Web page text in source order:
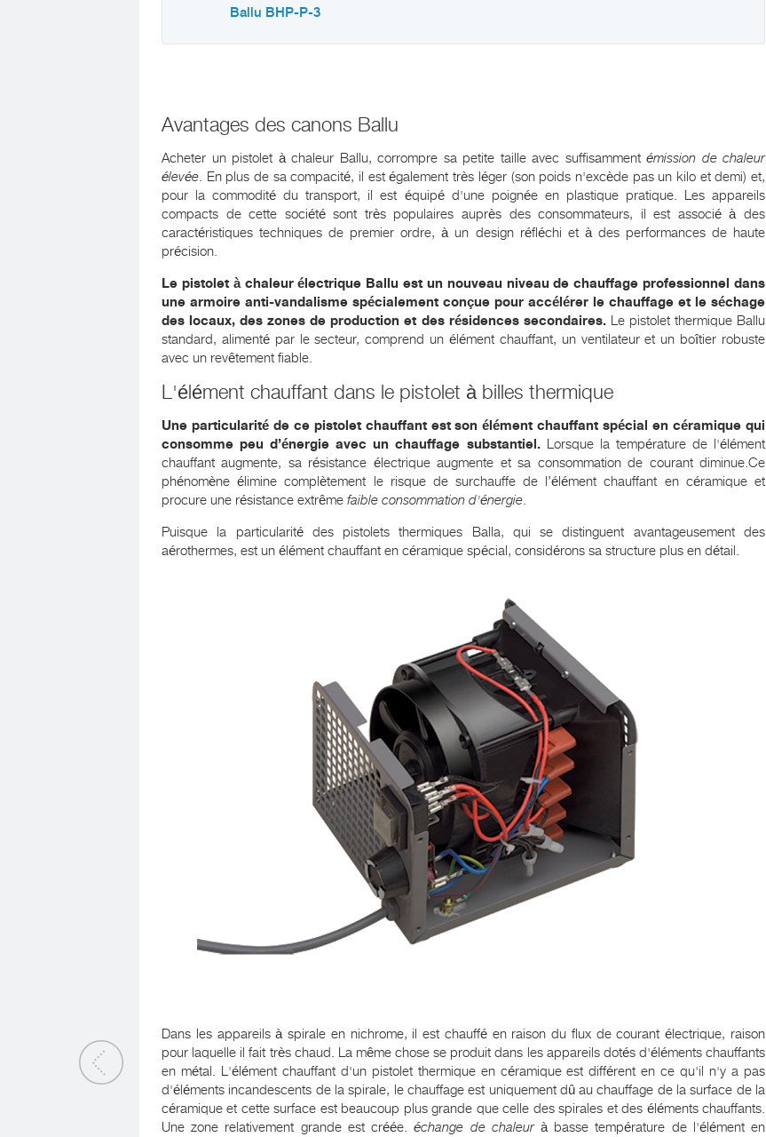
Ballu BHP-P-3
Avantages des canons Ballu
Acheter un pistolet à chaleur Ballu, corrompre sa petite taille avec suffisamment émission de chaleur
élevée. En plus de sa compacité, il est également très léger (son poids n'excède pas un kilo et demi) et,
pour la commodité du transport, il est équipé d'une poignée en plastique pratique. Les appareils
compacts de cette société sont très populaires auprès des consommateurs, il est associé à des
caractéristiques techniques de premier ordre, à un design réfléchi et à des performances de haute
précision.
Le pistolet à chaleur électrique Ballu est un nouveau niveau de chauffage professionnel dans
une armoire anti-vandalisme spécialement conçue pour accélérer le chauffage et le séchage
des locaux, des zones de production et des résidences secondaires. Le pistolet thermique Ballu
standard, alimenté par le secteur, comprend un élément chauffant, un ventilateur et un boîtier robuste
avec un revêtement fiable.
L'élément chauffant dans le pistolet à billes thermique
Une particularité de ce pistolet chauffant est son élément chauffant spécial en céramique qui
consomme peu d’énergie avec un chauffage substantiel. Lorsque la température de l'élément
chauffant augmente, sa résistance électrique augmente et sa consommation de courant diminue.Ce
phénomène élimine complètement le risque de surchauffe de l’élément chauffant en céramique et
procure une résistance extrême faible consommation d'énergie.
Puisque la particularité des pistolets thermiques Balla, qui se distinguent avantageusement des
aérothermes, est un élément chauffant en céramique spécial, considérons sa structure plus en détail.
Dans les appareils à spirale en nichrome, il est chauffé en raison du flux de courant électrique, raison
pour laquelle il fait très chaud. La même chose se produit dans les appareils dotés d'éléments chauffants
en métal. L'élément chauffant d'un pistolet thermique en céramique est différent en ce qu'il n'y a pas
d'éléments incandescents de la spirale, le chauffage est uniquement dû au chauffage de la surface de la
céramique et cette surface est beaucoup plus grande que celle des spirales et des éléments chauffants.
Une zone relativement grande est créée.échange de chaleurà basse température de l'élément en